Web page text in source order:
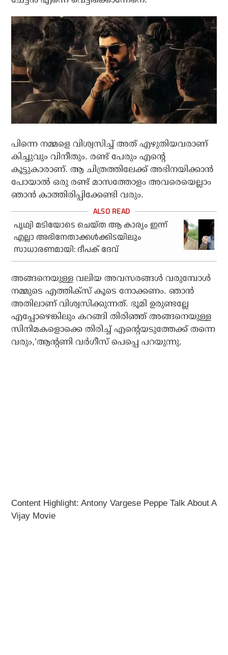
പിന്നെ നമ്മളെ വിശ്വസിച്ച് അത് എഴുതിയവരാണ്
കിച്ചുവും വിനീതും. രണ്ട് പേരും എന്റെ
കൂട്ടുകാരാണ്. ആ ചിത്രത്തിലേക്ക് അഭിനയിക്കാൻ
പോയാൽ ഒരു രണ്ട് മാസത്തോളം അവരെയെല്ലാം
ഞാൻ കാത്തിരിപ്പിക്കേണ്ടി വരും.
പൃഥ്വി മടിയോടെ ചെയ്ത ആ കാര്യം ഇന്ന്
എല്ലാ അഭിനേതാക്കൾക്കിടയിലും
സാധാരണമായി: ദീപക് ദേവ്
അങ്ങനെയുള്ള വലിയ അവസരങ്ങൾ വരുമ്പോൾ
നമ്മുടെ എത്തിക്സ് കൂടെ നോക്കണം. ഞാൻ
അതിലാണ് വിശ്വസിക്കുന്നത്. ഭൂമി ഉരുണ്ടല്ലേ
എപ്പോഴെങ്കിലും കറങ്ങി തിരിഞ്ഞ് അങ്ങനെയുള്ള
സിനിമകളൊക്കെ തിരിച്ച് എന്റെയടുത്തേക്ക് തന്നെ
വരും,’ആന്റണി വർഗീസ് പെപ്പെ പറയുന്നു.
Content Highlight: Antony Vargese Peppe Talk About A
Vijay Movie